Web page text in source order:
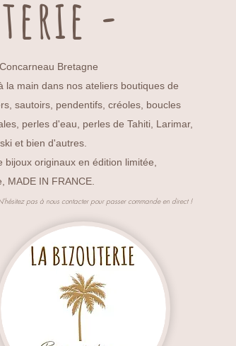
-
Bretagne
la main dans nos ateliers boutiques de
sautoirs, pendentifs, créoles, boucles
perles d'eau, perles de Tahiti, Larimar,
et bien d'autres.
originaux en édition limitée,
MADE IN FRANCE.
pas à nous contacter pour passer commande en direct !